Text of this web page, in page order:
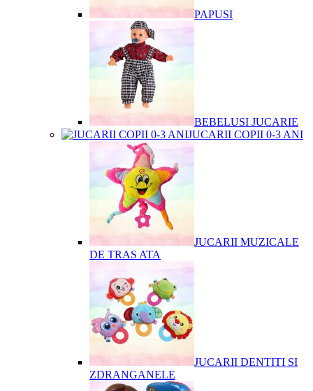
PAPUSI
BEBELUSI JUCARIE
JUCARII COPII 0-3 ANI
JUCARII MUZICALE
DE TRAS ATA
JUCARII DENTITI SI
ZDRANGANELE